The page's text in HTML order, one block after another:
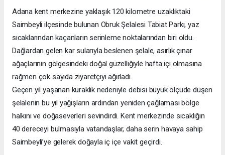
Adana kent merkezine yaklaşık 120 kilometre uzaklıktaki
Saimbeyli ilçesinde bulunan Obruk Şelalesi Tabiat Parkı, yaz
sıcaklarından kaçanların serinleme noktalarından biri oldu.
Dağlardan gelen kar sularıyla beslenen şelale, asırlık çınar
ağaçlarının gölgesindeki doğal güzelliğiyle hafta içi olmasına
rağmen çok sayıda ziyaretçiyi ağırladı.
Geçen yıl yaşanan kuraklık nedeniyle debisi büyük ölçüde düşen
şelalenin bu yıl yağışların ardından yeniden çağlaması bölge
halkını ve doğaseverleri sevindirdi. Kent merkezinde sıcaklığın
40 dereceyi bulmasıyla vatandaşlar, daha serin havaya sahip
Saimbeyli’ye gelerek doğayla iç içe vakit geçirdi.